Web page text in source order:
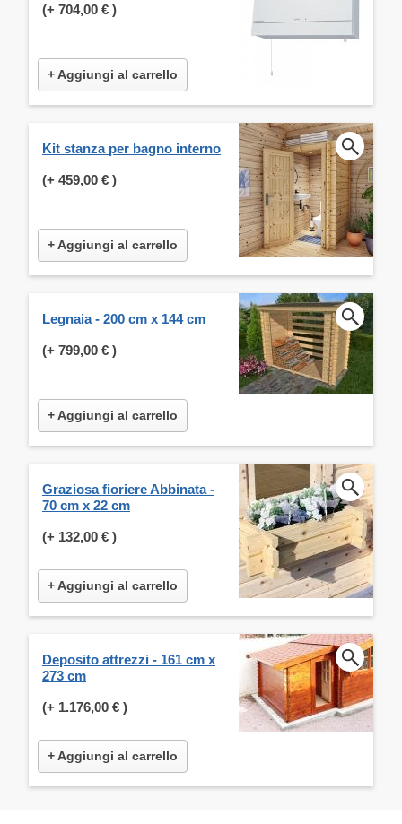
(+ 704,00 € )
+ Aggiungi al carrello
Kit stanza per bagno interno
(+ 459,00 € )
+ Aggiungi al carrello
Legnaia - 200 cm x 144 cm
(+ 799,00 € )
+ Aggiungi al carrello
Graziosa fioriere Abbinata -
70 cm x 22 cm
(+ 132,00 € )
+ Aggiungi al carrello
Deposito attrezzi - 161 cm x
273 cm
(+ 1.176,00 € )
+ Aggiungi al carrello